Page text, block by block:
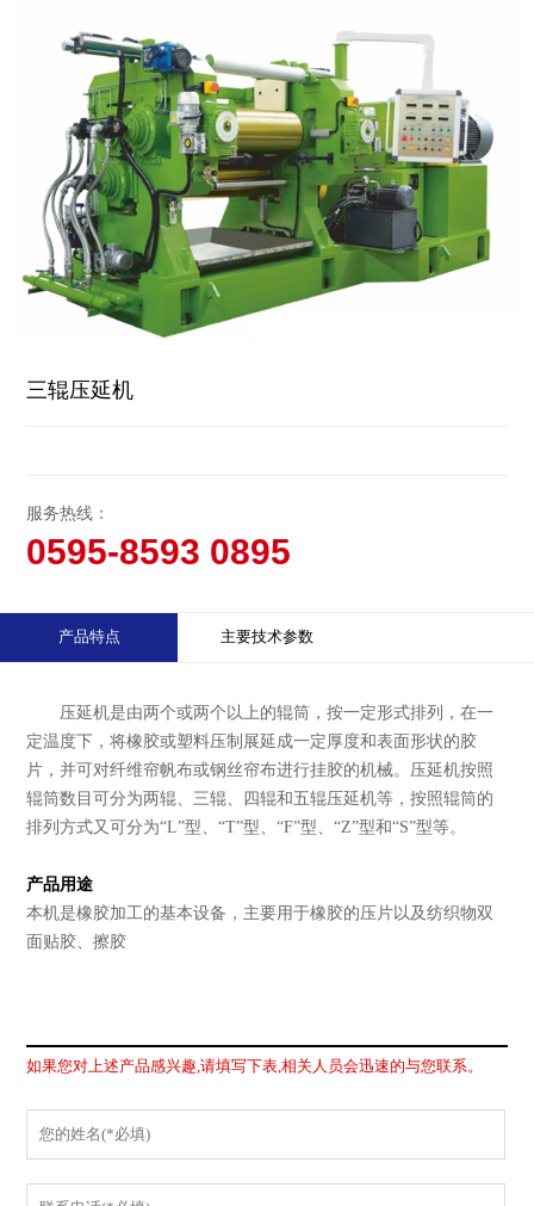
三辊压延机
服务热线：
0595-8593 0895
产品特点 主要技术参数
压延机是由两个或两个以上的辊筒，按一定形式排列，在一
定温度下，将橡胶或塑料压制展延成一定厚度和表面形状的胶
片，并可对纤维帘帆布或钢丝帘布进行挂胶的机械。压延机按照
辊筒数目可分为两辊、三辊、四辊和五辊压延机等，按照辊筒的
排列方式又可分为“L”型、“T”型、“F”型、“Z”型和“S”型等。
产品用途
本机是橡胶加工的基本设备，主要用于橡胶的压片以及纺织物双
面贴胶、擦胶
如果您对上述产品感兴趣,请填写下表,相关人员会迅速的与您联系。